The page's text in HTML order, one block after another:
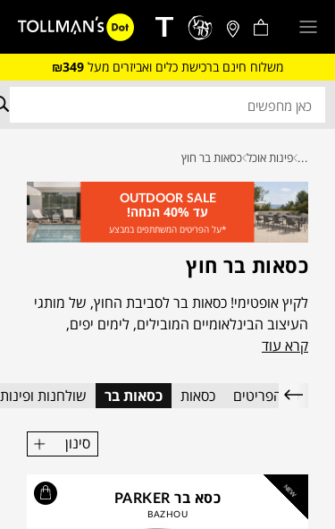
משלוח חינם ברכישת כלים ואביזרים מעל ₪349
... פינות אוכל כסאות בר חוץ
OUTDOOR SALE
עד 40% הנחה!
*על הפריטים המשתתפים במבצע
כסאות בר חוץ
לקיץ אופטימי! כסאות בר לסביבת החוץ, של מותגי
העיצוב הבינלאומיים המובילים, לימים יפים,
בהירים וטובים שיסגרו ויפתחו כל פינת ישיבה
קרא עוד
כל הפריטים כסאות כסאות בר שולחנות
סינון
NEW כסא בר PARKER
BAZHOU